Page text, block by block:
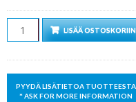
Määrä LISÄÄ OSTOSKORIIN